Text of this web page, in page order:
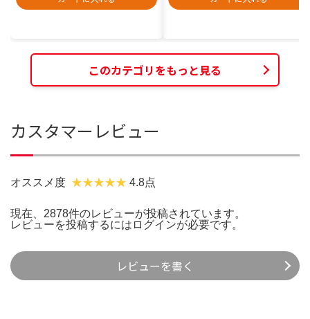
このカテゴリをもっと見る
カスタマーレビュー
オススメ度 4.8点
現在、2878件のレビューが投稿されています。
レビューを投稿するには ログインが必要です。
レビューを書く